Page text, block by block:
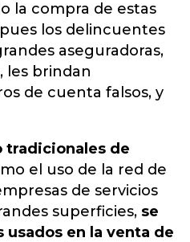
la compra de estas
los delincuentes
aseguradoras,
les brindan
de cuenta falsos, y
tradicionales de
el uso de la red de
de servicios
superficies, se
usados en la venta de